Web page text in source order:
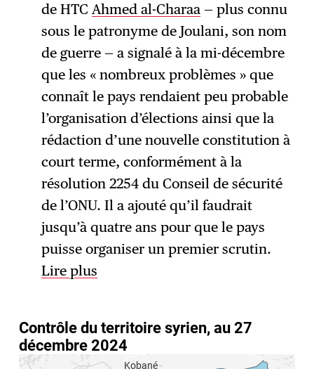
de HTC Ahmed al-Charaa— plus connu
sous le patronyme de Joulani, son nom
de guerre — a signalé à la mi-décembre
que les « nombreux problèmes » que
connaît le pays rendaient peu probable
l’organisation d’élections ainsi que la
rédaction d’une nouvelle constitution à
court terme, conformément à la
résolution 2254 du Conseil de sécurité
de l’ONU. Il a ajouté qu’il faudrait
jusqu’à quatre ans pour que le pays
puisse organiser un premier scrutin.
Lire plus